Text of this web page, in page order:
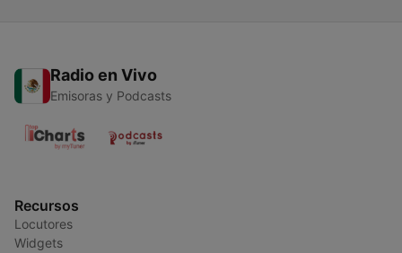
Radio en Vivo
Emisoras y Podcasts
Recursos
Locutores
Widgets